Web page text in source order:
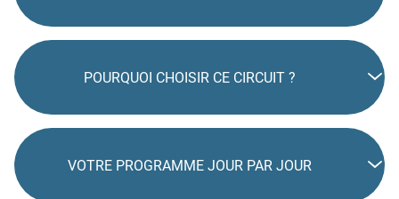
POURQUOI CHOISIR CE CIRCUIT ?
VOTRE PROGRAMME JOUR PAR JOUR